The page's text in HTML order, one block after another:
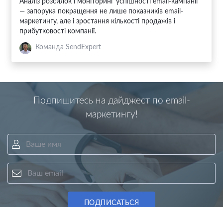
Аналіз розсилок і моніторинг успішності email-кампанії
— запорука покращення не лише показників email-
маркетингу, але і зростання кількості продажів і
прибутковості компанії.
Команда SendExpert
Подпишитесь на дайджест по email-
маркетингу!
ПОДПИСАТЬСЯ